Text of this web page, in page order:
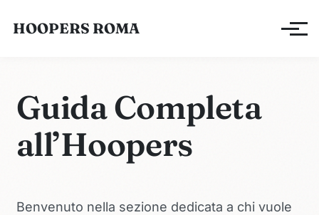
HOOPERS ROMA Apri/
Guida Completa
all’Hoopers
Benvenuto nella sezione dedicata a chi vuole